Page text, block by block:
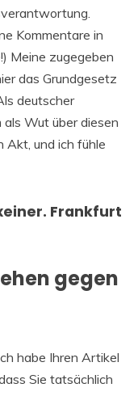
Kommentare in
Meine zugegeben
das Grundgesetz
deutscher
Wut über diesen
Akt, und ich fühle
Frankfurt
gegen
habe Ihren Artikel
Sie tatsächlich